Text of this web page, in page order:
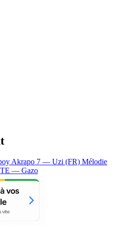
Akrapo 7 — Uzi (FR) Mélodie
— Gazo